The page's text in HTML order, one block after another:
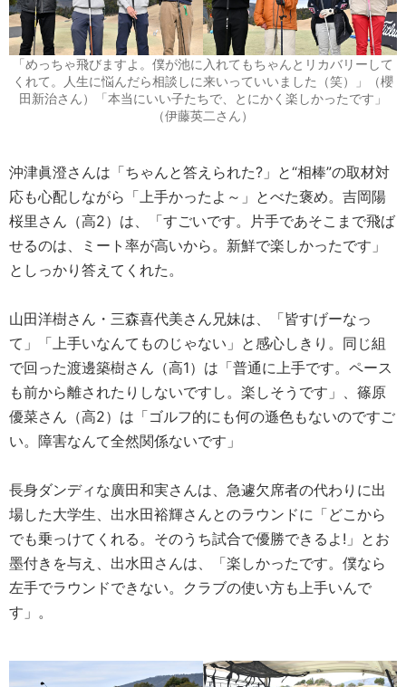
「めっちゃ飛びますよ。僕が池に入れてもちゃんとリカバリーして
くれて。人生に悩んだら相談しに来いっていいました（笑）」（櫻
田新治さん）「本当にいい子たちで、とにかく楽しかったです」
（伊藤英二さん）
沖津眞澄さんは「ちゃんと答えられた?」と“相棒”の取材対
応も心配しながら「上手かったよ～」とべた褒め。吉岡陽
桜里さん（高2）は、「すごいです。片手であそこまで飛ば
せるのは、ミート率が高いから。新鮮で楽しかったです」
としっかり答えてくれた。
山田洋樹さん・三森喜代美さん兄妹は、「皆すげーなっ
て」「上手いなんてものじゃない」と感心しきり。同じ組
で回った渡邊築樹さん（高1）は「普通に上手です。ペース
も前から離されたりしないですし。楽しそうです」、篠原
優菜さん（高2）は「ゴルフ的にも何の遜色もないのですご
い。障害なんて全然関係ないです」
長身ダンディな廣田和実さんは、急遽欠席者の代わりに出
場した大学生、出水田裕輝さんとのラウンドに「どこから
でも乗っけてくれる。そのうち試合で優勝できるよ!」とお
墨付きを与え、出水田さんは、「楽しかったです。僕なら
左手でラウンドできない。クラブの使い方も上手いんで
す」。